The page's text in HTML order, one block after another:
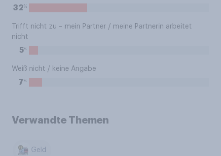
32%
Trifft nicht zu – mein Partner / meine Partnerin arbeitet
nicht
5%
Weiß nicht / keine Angabe
7%
Verwandte Themen
Geld